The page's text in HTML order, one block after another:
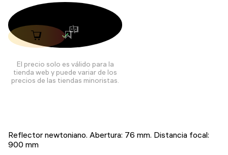
El precio solo es válido para la
tienda web y puede variar de los
precios de las tiendas minoristas.
Reflector newtoniano. Abertura: 76 mm. Distancia focal:
900 mm